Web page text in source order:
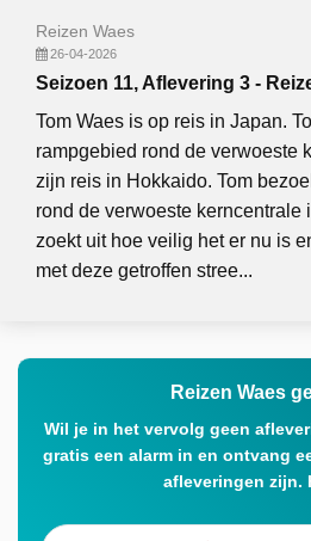
Reizen Waes
26-04-2026
Seizoen 11, Aflevering 3 -
Tom Waes is op reis in Japan.
rampgebied rond de verwoeste
zijn reis in Hokkaido. Tom
rond de verwoeste kerncentrale
zoekt uit hoe veilig het er nu is
met deze getroffen stree...
Reizen Waes
Wil je in het vervolg geen
gratis een alarm in en ontvang
afleveringen zijn.